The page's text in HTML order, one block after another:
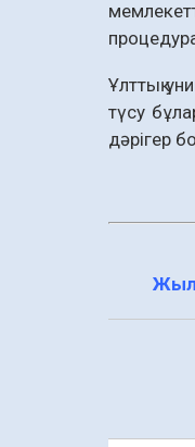
Ұлттық
түсу
дәрігер